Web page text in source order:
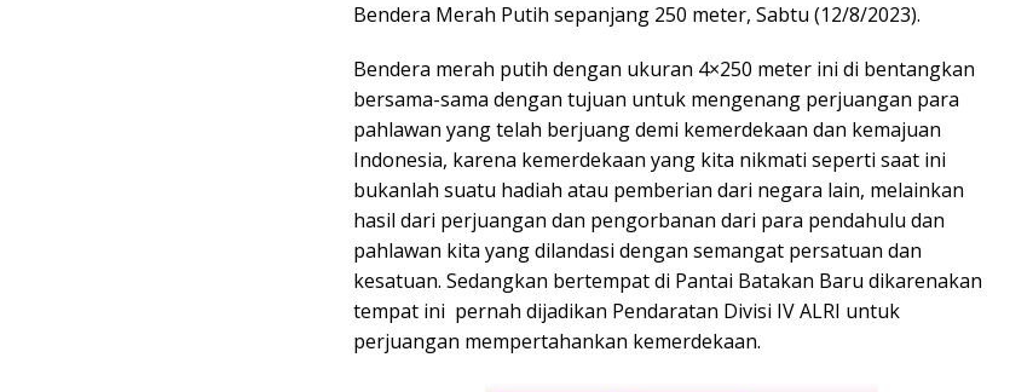
Bendera Merah Putih sepanjang 250 meter, Sabtu (12/8/2023).
Bendera merah putih dengan ukuran 4×250 meter ini di bentangkan
bersama-sama dengan tujuan untuk mengenang perjuangan para
pahlawan yang telah berjuang demi kemerdekaan dan kemajuan
Indonesia, karena kemerdekaan yang kita nikmati seperti saat ini
bukanlah suatu hadiah atau pemberian dari negara lain, melainkan
hasil dari perjuangan dan pengorbanan dari para pendahulu dan
pahlawan kita yang dilandasi dengan semangat persatuan dan
kesatuan. Sedangkan bertempat di Pantai Batakan Baru dikarenakan
tempat ini pernah dijadikan Pendaratan Divisi IV ALRI untuk
perjuangan mempertahankan kemerdekaan.